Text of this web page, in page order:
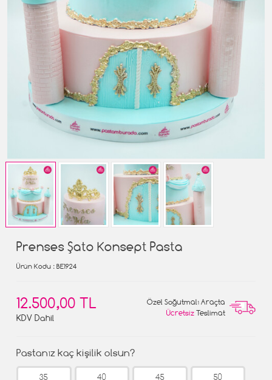
Prenses Şato Konsept Pasta
Ürün Kodu : BE1924
12.500,00 TL
KDV Dahil
Özel Soğutmalı Araçta
Ücretsiz Teslimat
Pastanız kaç kişilik olsun?
35
40
45
50